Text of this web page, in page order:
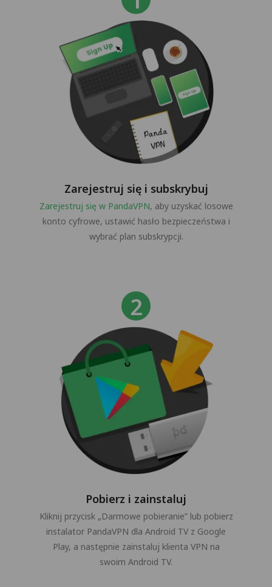
Zarejestruj się i subskrybuj
Zarejestruj się w PandaVPN, aby uzyskać losowe
konto cyfrowe, ustawić hasło bezpieczeństwa i
wybrać plan subskrypcji.
Pobierz i zainstaluj
Kliknij przycisk „Darmowe pobieranie” lub pobierz
instalator PandaVPN dla Android TV z Google
Play, a następnie zainstaluj klienta VPN na
swoim Android TV.